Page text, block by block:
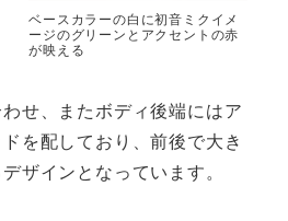
ベースカラーの白に初音ミクイメ
ージのグリーンとアクセントの赤
が映える
せ、またボディ後端にはア
を配しており、前後で大き
ザインとなっています。